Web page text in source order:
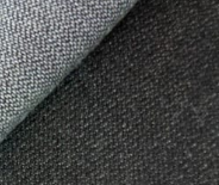
Note moyenne de